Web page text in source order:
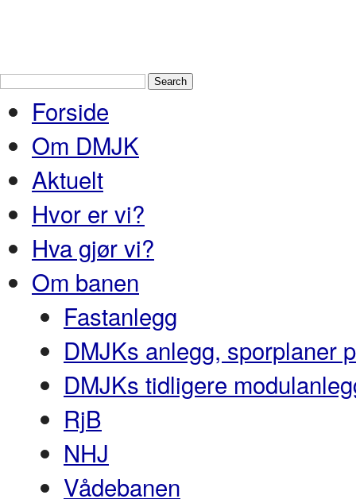
Forside
Om DMJK
Aktuelt
Hvor er vi?
Hva gjør vi?
Om banen
Fastanlegg
DMJKs anlegg, sporplaner
DMJKs tidligere
RjB
NHJ
Vådebanen